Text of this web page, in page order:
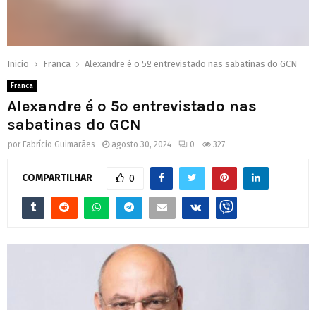
Inicio Franca Alexandre é o 5º entrevistado nas sabatinas do GCN
Franca
Alexandre é o 5º entrevistado nas
sabatinas do GCN
por Fabrício Guimarães agosto 30, 2024 0 327
COMPARTILHAR 0